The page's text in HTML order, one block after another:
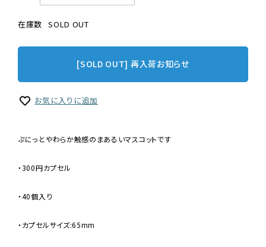
在庫数 SOLD OUT
[SOLD OUT] 再入荷お知らせ
お気に入りに追加
ぷにっとやわらか触感のまあるいマスコットです
・300円カプセル
・40個入り
・カプセルサイズ:65mm